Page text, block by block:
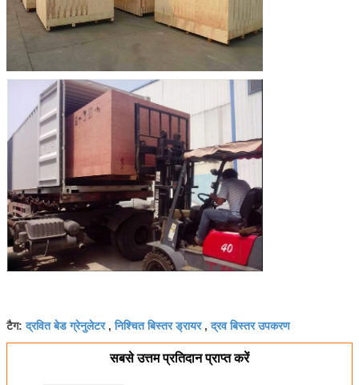
टैग:द्रवित बेड ग्रेनुलेटर,निश्चित बिस्तर ड्रायर,द्रव बिस्तर उपकरण
सबसे उत्तम प्रतिदान प्राप्त करें